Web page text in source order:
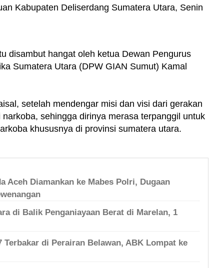
Kabupaten Deliserdang Sumatera Utara, Senin
disambut hangat oleh ketua Dewan Pengurus
Sumatera Utara (DPW GIAN Sumut) Kamal
setelah mendengar misi dan visi dari gerakan
sehingga dirinya merasa terpanggil untuk
khususnya di provinsi sumatera utara.
Aceh Diamankan ke Mabes Polri, Dugaan
di Balik Penganiayaan Berat di Marelan, 1
di Perairan Belawan, ABK Lompat ke